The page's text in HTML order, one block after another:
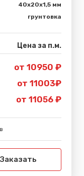
40х20х1,5 мм
грунтовка
Цена за п.м.
от 10950 ₽
от 11003₽
от 11056 ₽
Заказать